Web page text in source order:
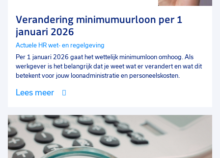
Verandering minimumuurloon per 1
januari 2026
Actuele HR wet- en regelgeving
Per 1 januari 2026 gaat het wettelijk minimumloon omhoog. Als
werkgever is het belangrijk dat je weet wat er verandert en wat dit
betekent voor jouw loonadministratie en personeelskosten.
Lees meer